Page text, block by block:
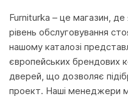
Furniturka – це магазин, де
рівень обслуговування
нашому каталозі
європейських брендових
дверей, що дозволяє
проект. Наші менеджери